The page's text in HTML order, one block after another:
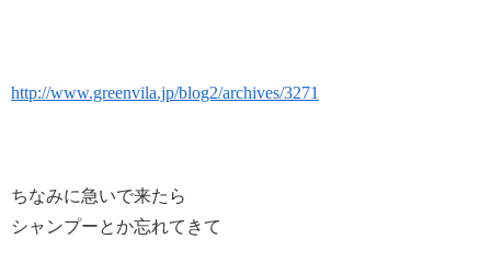
http://www.greenvila.jp/blog2/archives/3271
ちなみに急いで来たら
シャンプーとか忘れてきて